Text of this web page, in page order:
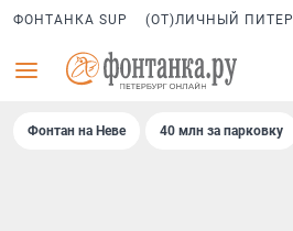
ФОНТАНКА SUP (ОТ)ЛИЧНЫЙ ПИТЕР
Фонтан на Неве 40 млн за парковку